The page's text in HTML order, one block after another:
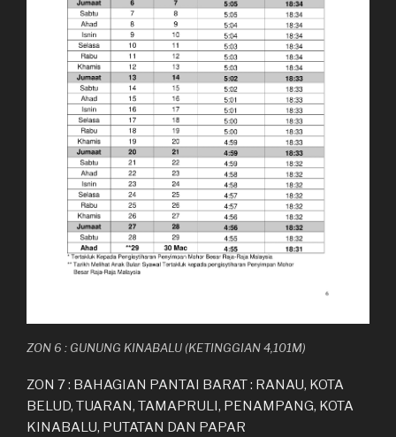
ZON 6 : GUNUNG KINABALU (KETINGGIAN 4,101M)
ZON 7 : BAHAGIAN PANTAI BARAT : RANAU, KOTA
BELUD, TUARAN, TAMAPRULI, PENAMPANG, KOTA
KINABALU, PUTATAN DAN PAPAR